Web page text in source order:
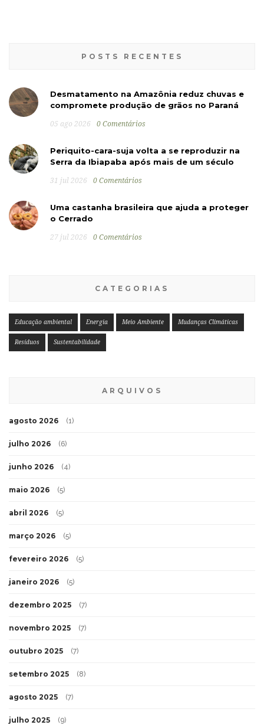
POSTS RECENTES
Desmatamento na Amazônia reduz chuvas e
compromete produção de grãos no Paraná
05 ago 2026 0 Comentários
Periquito-cara-suja volta a se reproduzir na
Serra da Ibiapaba após mais de um século
31 jul 2026 0 Comentários
Uma castanha brasileira que ajuda a proteger
o Cerrado
27 jul 2026 0 Comentários
CATEGORIAS
Educação ambiental Energia Meio Ambiente Mudanças Climáticas
Resíduos Sustentabilidade
ARQUIVOS
agosto 2026 (1)
julho 2026 (6)
junho 2026 (4)
maio 2026 (5)
abril 2026 (5)
março 2026 (5)
fevereiro 2026 (5)
janeiro 2026 (5)
dezembro 2025 (7)
novembro 2025 (7)
outubro 2025 (7)
setembro 2025 (8)
agosto 2025 (7)
julho 2025 (9)